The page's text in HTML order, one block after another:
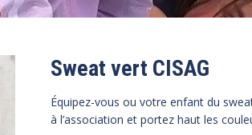
Sweat vert CISAG
Équipez-vous ou votre enfant du
à l’association et portez haut les